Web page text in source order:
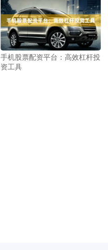
手机股票配资平台：高效杠杆投
资工具